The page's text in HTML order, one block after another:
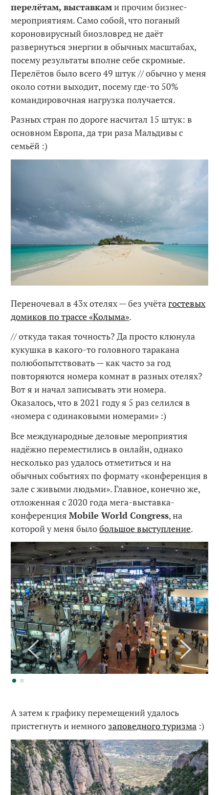
перелётам, выставками прочим бизнес-
мероприятиям. Само собой, что поганый
короновирусный биозловред не даёт
развернуться энергии в обычных масштабах,
посему результаты вполне себе скромные.
Перелётов было всего 49 штук // обычно у меня
около сотни выходит, посему где-то 50%
командировочная нагрузка получается.
Разных стран по дороге насчитал 15 штук: в
основном Европа, да три раза Мальдивы с
семьёй :)
Переночевал в 43х отелях — без учётагостевых
домиков по трассе «Колыма».
// откуда такая точность? Да просто клюнула
кукушка в какого-то головного таракана
полюбопытствовать — как часто за год
повторяются номера комнат в разных отелях?
Вот я и начал записывать эти номера.
Оказалось, что в 2021 году я 5 раз селился в
«номера с одинаковыми номерами» :)
Все международные деловые мероприятия
надёжно переместились в онлайн, однако
несколько раз удалось отметиться и на
обычных событиях по формату «конференция в
зале с живыми людьми». Главное, конечно же,
отложенная с 2020 года мега-выставка-
конференцияMobile World Congress, на
которой у меня былобольшое выступление.
А затем к графику перемещений удалось
пристегнуть и немного заповедного туризма :)